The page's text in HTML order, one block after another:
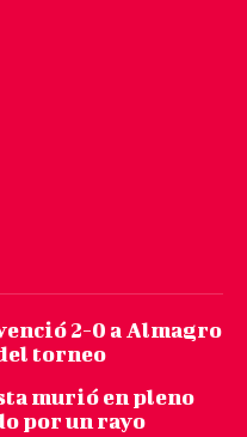
2-0 a Almagro
torneo
murió en pleno
por un rayo